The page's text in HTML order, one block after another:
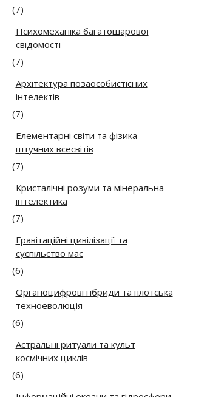
(7)
Психомеханіка багатошарової
свідомості
(7)
Архітектура позаособистісних
інтелектів
(7)
Елементарні світи та фізика
штучних всесвітів
(7)
Кристалічні розуми та мінеральна
інтелектика
(7)
Гравітаційні цивілізації та
суспільство мас
(6)
Органоцифрові гібриди та плотська
техноеволюція
(6)
Астральні ритуали та культ
космічних циклів
(6)